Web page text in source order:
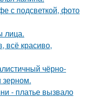
с подсветкой, фото
лица.
всё красиво,
чёрно-
зерном.
- платье вызвало